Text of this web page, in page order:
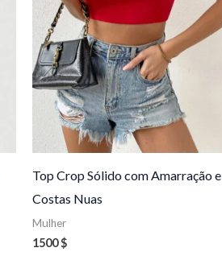
Top Crop Sólido com Amarração e
Costas Nuas
Mulher
1500$